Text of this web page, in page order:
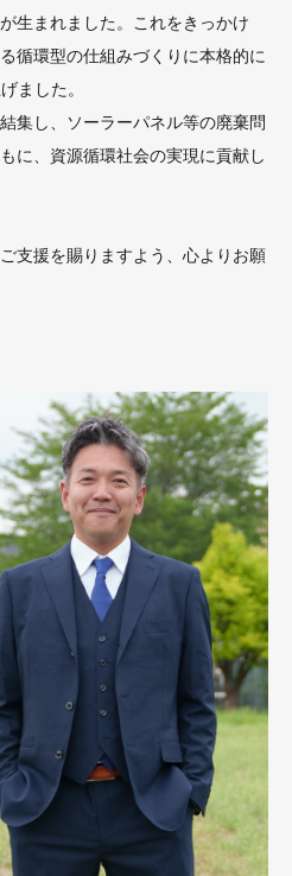
生まれました。これをきっかけ
循環型の仕組みづくりに本格的に
ました。
集し、ソーラーパネル等の廃棄問
に、資源循環社会の実現に貢献し
支援を賜りますよう、心よりお願